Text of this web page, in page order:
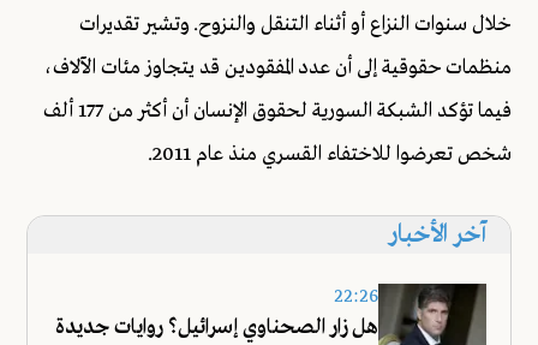
خلال سنوات النزاع أو أثناء التنقل والنزوح. وتشير تقديرات
منظمات حقوقية إلى أن عدد المفقودين قد يتجاوز مئات الآلاف،
فيما تؤكد الشبكة السورية لحقوق الإنسان أن أكثر من 177 ألف
شخص تعرضوا للاختفاء القسري منذ عام 2011.
آخر الأخبار
22:26
هل زار الصحناوي إسرائيل؟ روايات جديدة